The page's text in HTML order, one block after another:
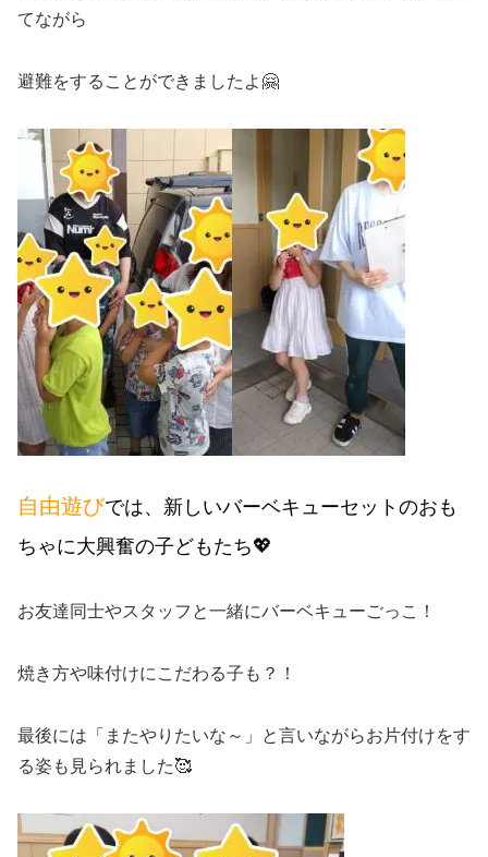
てながら
避難をすることができましたよ🤗
自由遊びでは、新しいバーベキューセットのおも
ちゃに大興奮の子どもたち💖
お友達同士やスタッフと一緒にバーベキューごっこ！
焼き方や味付けにこだわる子も？！
最後には「またやりたいな～」と言いながらお片付けをす
る姿も見られました🥰